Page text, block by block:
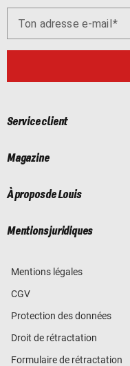
Ton adresse e-mail
Service client
Magazine
À propos de Louis
Mentions juridiques
Mentions légales
CGV
Protection des données
Droit de rétractation
Formulaire de rétractation